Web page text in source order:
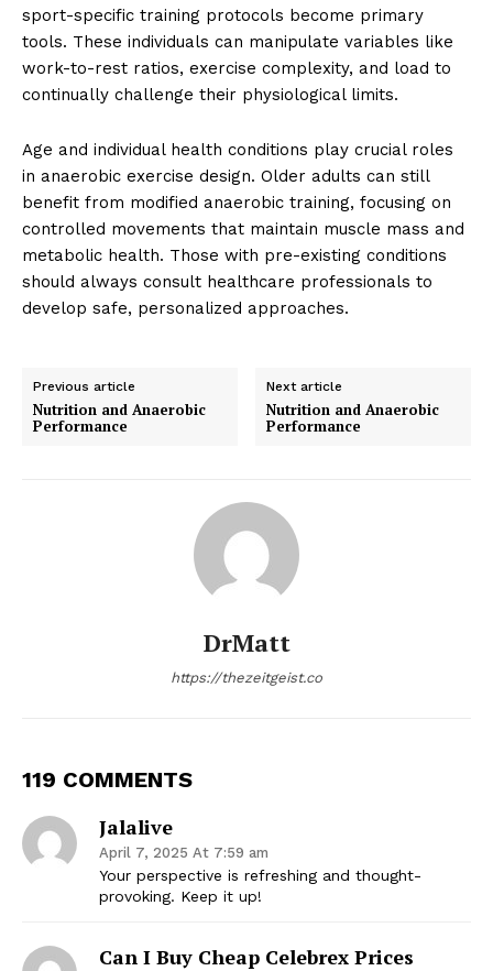
sport-specific training protocols become primary
tools. These individuals can manipulate variables like
work-to-rest ratios, exercise complexity, and load to
continually challenge their physiological limits.
Age and individual health conditions play crucial roles
in anaerobic exercise design. Older adults can still
benefit from modified anaerobic training, focusing on
controlled movements that maintain muscle mass and
metabolic health. Those with pre-existing conditions
should always consult healthcare professionals to
develop safe, personalized approaches.
Previous article
Nutrition and Anaerobic
Performance
Next article
Nutrition and Anaerobic
Performance
DrMatt
https://thezeitgeist.co
119 COMMENTS
Jalalive
April 7, 2025 At 7:59 am
Your perspective is refreshing and thought-
provoking. Keep it up!
Can I Buy Cheap Celebrex Prices